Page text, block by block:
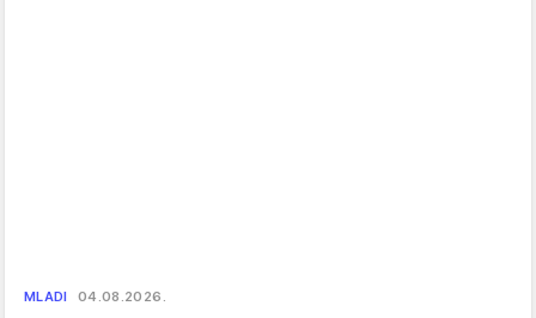
MLADI 04.08.2026.